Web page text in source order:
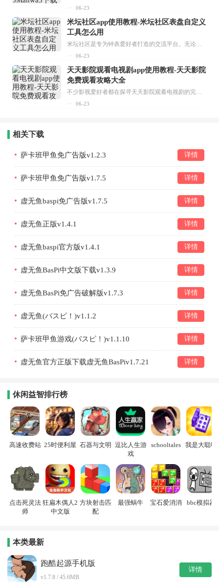
06-23
米坛社区app使用教程-米坛社区表盘自定义
工具怎么用
米坛社区是专为钟表爱好者打造的交流平台。无论你是初涉钟表领域的普通爱好者，还是拥有多年收藏经验的资深玩家，都能在此找到属于自己的天地。 无需注册，就能轻松参与其中。通过专业的讨论论坛与丰富的交互功能，你可与世界各地的钟表爱好者畅快交流。若你钟情于钟表，米坛社区无疑是值得一试的理想之选。在这里，你能获取最新的手表资讯，交流见解，提升鉴赏品味，让每一块手表都成为收藏故事中重要的一部分。感兴趣的朋友，不要错过下载机会。...
06-23
天天影院观看电视剧app使用教程-天天影院
免费观看攻略大全
不少影视爱好者都在探寻天天影院观看电视剧的完整方法，结合最新平台使用规则，本篇新手入门攻略全面讲解观看渠道、检索流程、播放设置以及画面模式调整等实用内容。全文适配手机、电脑等主流设备，步骤简洁易懂，无论是初次使用的新手，还是想要优化观影体验的用户，都能参照内容快速上手，熟练掌握平台各项操作技巧，轻松畅享影视内容。...
06-23
相关下载
萨卡班甲鱼免广告版v1.2.3 详情
萨卡班甲鱼免广告版v1.7.5 详情
虚无鱼baspi免广告版v1.7.5 详情
虚无鱼正版v1.4.1 详情
虚无鱼baspi官方版v1.4.1 详情
虚无鱼BasPi中文版下载v1.3.9 详情
虚无鱼BasPi免广告破解版v1.7.3 详情
虚无鱼(バスピ！)v1.1.2 详情
萨卡班甲鱼游戏(バスピ！)v1.1.10 详情
虚无鱼官方正版下载虚无鱼BasPiv1.7.21 详情
休闲益智排行榜
高速收费站 25时便利屋 石器与文明 逗比人生游
戏
schooltales 我是大聪明
点击死灵法
师
狂扁木偶人2
中文版
方块射击匹
配
最强蜗牛 宝石爱消消 bbc模拟器
本类最新
跑酷起源手机版
v1.7.8 / 45.6MB
详情